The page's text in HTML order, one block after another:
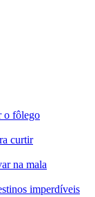
o fôlego
curtir
na mala
imperdíveis